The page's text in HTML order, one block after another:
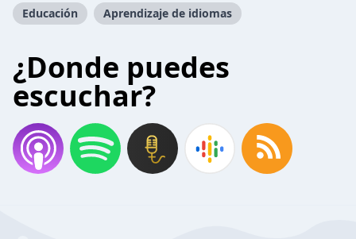
Educación Aprendizaje de idiomas
¿Donde puedes
escuchar?